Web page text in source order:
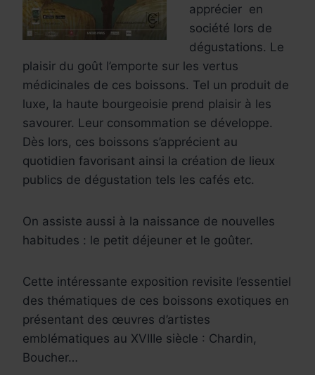
apprécier en
société lors de
dégustations. Le
plaisir du goût l’emporte sur les vertus
médicinales de ces boissons. Tel un produit de
luxe, la haute bourgeoisie prend plaisir à les
savourer. Leur consommation se développe.
Dès lors, ces boissons s’apprécient au
quotidien favorisant ainsi la création de lieux
publics de dégustation tels les cafés etc.
On assiste aussi à la naissance de nouvelles
habitudes : le petit déjeuner et le goûter.
Cette intéressante exposition revisite l’essentiel
des thématiques de ces boissons exotiques en
présentant des œuvres d’artistes
emblématiques au XVIIIe siècle : Chardin,
Boucher…